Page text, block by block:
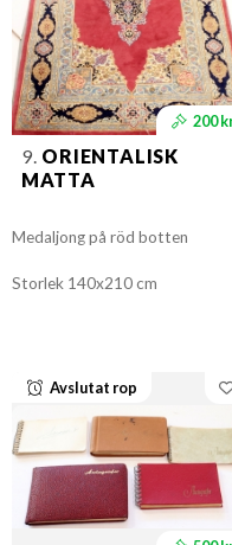
200
9. ORIENTALISK
MATTA
Medaljong på röd botten
Storlek 140x210 cm
Avslutat rop